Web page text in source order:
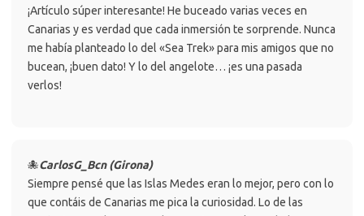
¡Artículo súper interesante! He buceado varias veces en
Canarias y es verdad que cada inmersión te sorprende. Nunca
me había planteado lo del «Sea Trek» para mis amigos que no
bucean, ¡buen dato! Y lo del angelote… ¡es una pasada
verlos!
🐙CarlosG_Bcn (Girona)
Siempre pensé que las Islas Medes eran lo mejor, pero con lo
que contáis de Canarias me pica la curiosidad. Lo de las